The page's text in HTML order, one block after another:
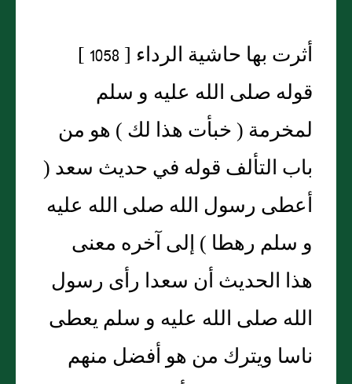
أثرت بها حاشية الرداء [ 1058 ]
قوله صلى الله عليه و سلم
لمخرمة ( خبأت هذا لك ) هو من
باب التألف قوله في حديث سعد (
أعطى رسول الله صلى الله عليه
و سلم رهطا ) إلى آخره معنى
هذا الحديث أن سعدا رأى رسول
الله صلى الله عليه و سلم يعطى
ناسا ويترك من هو أفضل منهم